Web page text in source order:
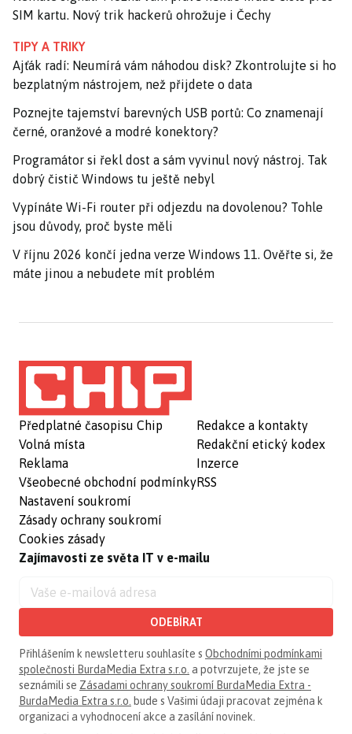
SIM kartu. Nový trik hackerů ohrožuje i Čechy
TIPY A TRIKY
Ajťák radí: Neumírá vám náhodou disk? Zkontrolujte si ho
bezplatným nástrojem, než přijdete o data
Poznejte tajemství barevných USB portů: Co znamenají
černé, oranžové a modré konektory?
Programátor si řekl dost a sám vyvinul nový nástroj. Tak
dobrý čistič Windows tu ještě nebyl
Vypínáte Wi-Fi router při odjezdu na dovolenou? Tohle
jsou důvody, proč byste měli
V říjnu 2026 končí jedna verze Windows 11. Ověřte si, že
máte jinou a nebudete mít problém
Předplatné časopisu Chip
Volná místa
Reklama
Všeobecné obchodní podmínky
Nastavení soukromí
Zásady ochrany soukromí
Cookies zásady
Redakce a kontakty
Redakční etický kodex
Inzerce
RSS
Zajímavosti ze světa IT v e-mailu
ODEBÍRAT
Přihlášením k newsletteru souhlasíte s Obchodními podmínkami
společnosti BurdaMedia Extra s.r.o. a potvrzujete, že jste se
seznámili se Zásadami ochrany soukromí BurdaMedia Extra -
BurdaMedia Extra s.r.o. bude s Vašimi údaji pracovat zejména k
organizaci a vyhodnocení akce a zasílání novinek.